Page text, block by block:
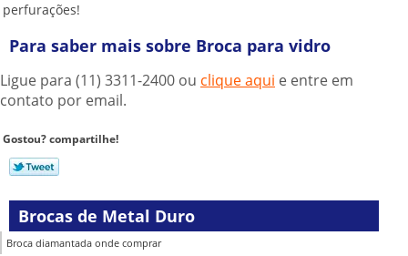
perfurações!
Para saber mais sobre Broca para vidro
Ligue para (11) 3311-2400 ou clique aqui e entre em
contato por email.
Gostou? compartilhe!
Brocas de Metal Duro
Broca diamantada onde comprar